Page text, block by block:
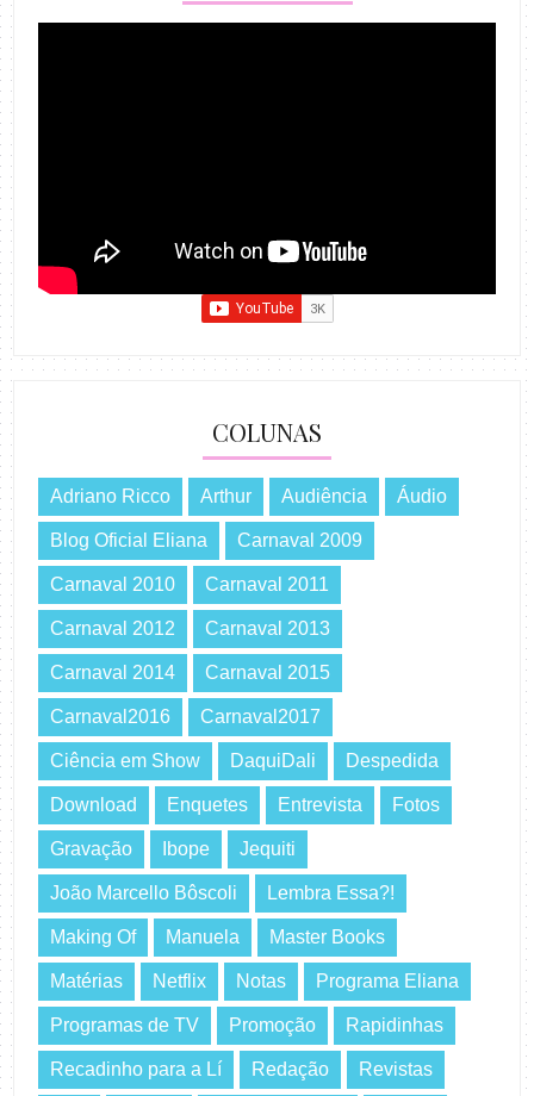
COLUNAS
Adriano Ricco Arthur Audiência Áudio
Blog Oficial Eliana Carnaval 2009
Carnaval 2010 Carnaval 2011
Carnaval 2012 Carnaval 2013
Carnaval 2014 Carnaval 2015
Carnaval2016 Carnaval2017
Ciência em Show DaquiDali Despedida
Download Enquetes Entrevista Fotos
Gravação Ibope Jequiti
João Marcello Bôscoli Lembra Essa?!
Making Of Manuela Master Books
Matérias Netflix Notas Programa Eliana
Programas de TV Promoção Rapidinhas
Recadinho para a Lí Redação Revistas